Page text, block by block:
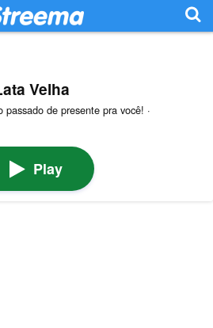
Velha
passado de presente pra você! ·
Play